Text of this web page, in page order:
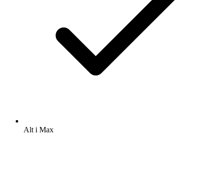
Alt i Max